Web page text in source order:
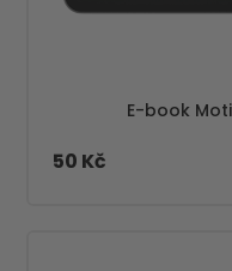
E-book
50 Kč